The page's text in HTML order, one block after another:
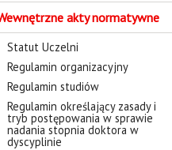
akty normatywne
Statut Uczelni
Regulamin organizacyjny
Regulamin studiów
Regulamin określający zasady i
tryb postępowania w sprawie
nadania stopnia doktora w
dyscyplinie